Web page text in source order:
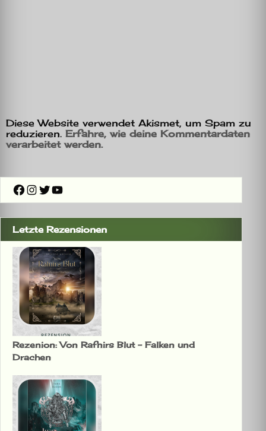
Diese Website verwendet Akismet, um Spam zu
reduzieren. Erfahre, wie deine Kommentardaten
verarbeitet werden.
Facebook
Instagram
Twitter
YouTube
Letzte Rezensionen
Rezenion: Von Rafnirs Blut – Falken und
Drachen